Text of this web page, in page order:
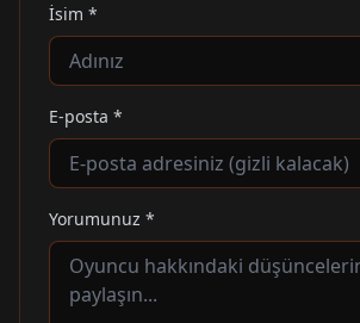
İsim *
E-posta *
Yorumunuz *